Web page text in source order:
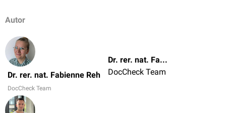
Autor
Dr. rer. nat. Fabienne Reh
DocCheck Team
Dr. rer. nat. Fabienne Reh
DocCheck Team